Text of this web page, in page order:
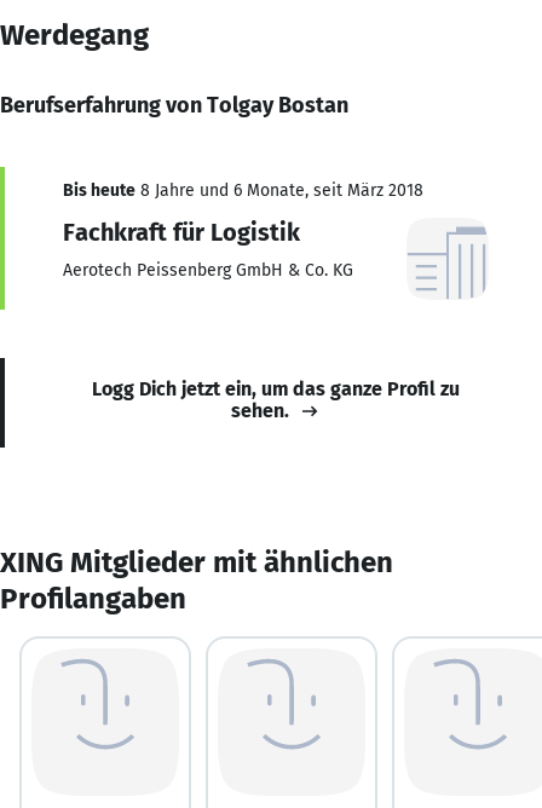
Werdegang
Berufserfahrung von Tolgay Bostan
Bis heute 8 Jahre und 6 Monate, seit März 2018
Fachkraft für Logistik
Aerotech Peissenberg GmbH & Co. KG
Logg Dich jetzt ein, um das ganze Profil zu
sehen.
XING Mitglieder mit ähnlichen
Profilangaben